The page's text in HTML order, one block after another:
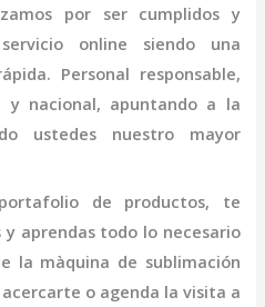
por ser cumplidos y
online siendo una
Personal responsable,
y nacional, apuntando a la
ustedes nuestro mayor
de productos, te
aprendas todo lo necesario
la màquina de sublimación
acercarte o agenda la visita a